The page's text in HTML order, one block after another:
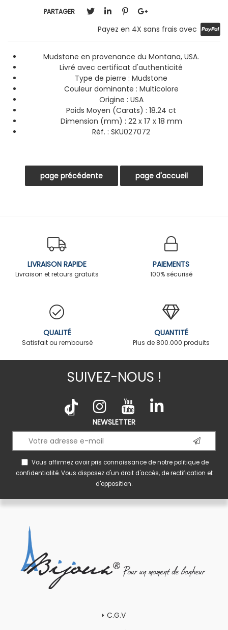
PARTAGER
Payez en 4X sans frais avec
Mudstone en provenance du Montana, USA.
Livré avec certificat d'authenticité
Type de pierre : Mudstone
Couleur dominante : Multicolore
Origine : USA
Poids Moyen (Carats) : 18.24 ct
Dimension (mm) : 22 x 17 x 18 mm
Réf. : SKU027072
LIVRAISON RAPIDE
Livraison et retours gratuits
PAIEMENTS
100% sécurisé
QUALITÉ
Satisfait ou remboursé
QUANTITÉ
Plus de 800.000 produits
SUIVEZ-NOUS !
NEWSLETTER
Vous affirmez avoir pris connaissance de notrepolitique de
confidentialité. Vous disposez d'un droit d'accès, de rectification et
d'opposition.
C.G.V